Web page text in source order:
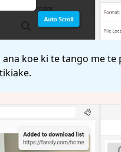
koe ki te tango me